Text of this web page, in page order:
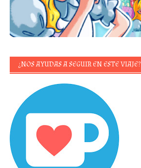
¿NOS AYUDAS A SEGUIR EN ESTE VIAJE?